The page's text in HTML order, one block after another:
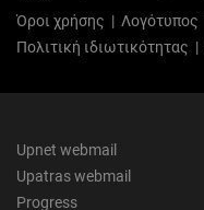
Όροι χρήσης | Λογότυπος
Πολιτική ιδιωτικότητας |
Upnet webmail
Upatras webmail
Progress